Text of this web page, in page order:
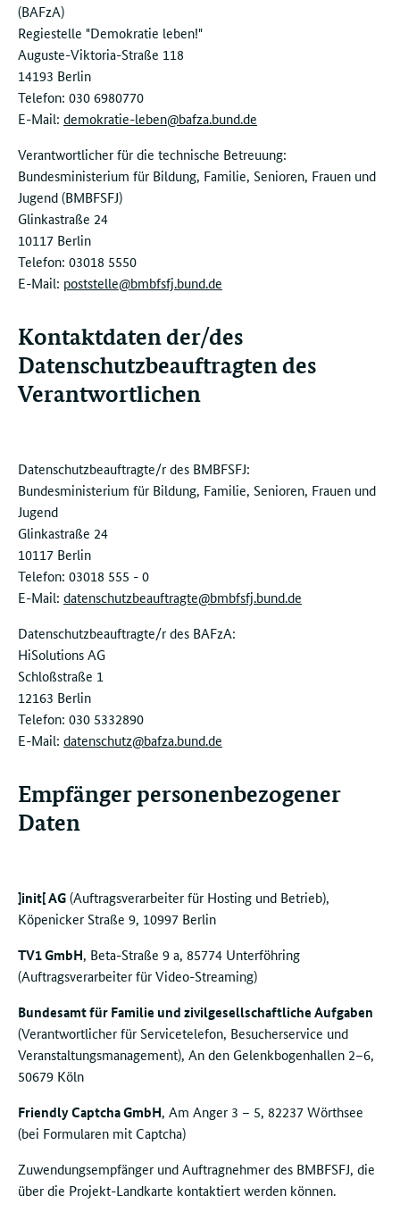
(BAFzA)
Regiestelle "Demokratie leben!"
Auguste-Viktoria-Straße 118
14193 Berlin
Telefon: 030 6980770
E-Mail: demokratie-leben@bafza.bund.de
Verantwortlicher für die technische Betreuung:
Bundesministerium für Bildung, Familie, Senioren, Frauen und
Jugend (BMBFSFJ)
Glinkastraße 24
10117 Berlin
Telefon: 03018 5550
E-Mail: poststelle@bmbfsfj.bund.de
Kontaktdaten der/des
Datenschutzbeauftragten des
Verantwortlichen
Datenschutzbeauftragte/r des BMBFSFJ:
Bundesministerium für Bildung, Familie, Senioren, Frauen und
Jugend
Glinkastraße 24
10117 Berlin
Telefon: 03018 555 - 0
E-Mail: datenschutzbeauftragte@bmbfsfj.bund.de
Datenschutzbeauftragte/r des BAFzA:
HiSolutions AG
Schloßstraße 1
12163 Berlin
Telefon: 030 5332890
E-Mail: datenschutz@bafza.bund.de
Empfänger personenbezogener
Daten
]init[ AG(Auftragsverarbeiter für Hosting und Betrieb),
Köpenicker Straße 9, 10997 Berlin
TV1 GmbH, Beta-Straße 9 a, 85774 Unterföhring
(Auftragsverarbeiter für Video-Streaming)
Bundesamt für Familie und zivilgesellschaftliche Aufgaben
(Verantwortlicher für Servicetelefon, Besucherservice und
Veranstaltungsmanagement), An den Gelenkbogenhallen 2–6,
50679 Köln
Friendly Captcha GmbH, Am Anger 3 – 5, 82237 Wörthsee
(bei Formularen mit Captcha)
Zuwendungsempfänger und Auftragnehmer des BMBFSFJ, die
über die Projekt-Landkarte kontaktiert werden können.